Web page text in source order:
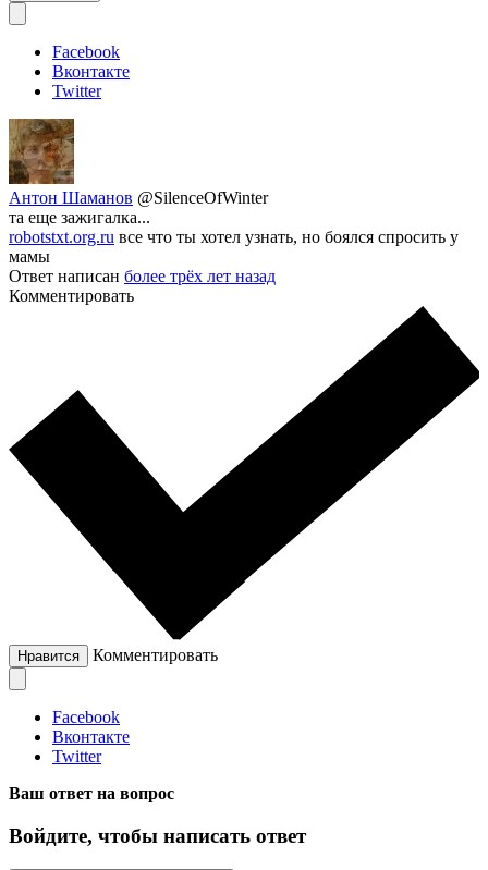
Facebook
Вконтакте
Twitter
Антон Шаманов @SilenceOfWinter
та еще зажигалка...
robotstxt.org.ru все что ты хотел узнать, но боялся спросить у
мамы
Ответ написан более трёх лет назад
Комментировать
Нравится Комментировать
Facebook
Вконтакте
Twitter
Ваш ответ на вопрос
Войдите, чтобы написать ответ